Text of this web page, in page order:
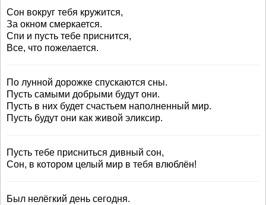
Сон вокруг тебя кружится,
За окном смеркается.
Спи и пусть тебе приснится,
Все, что пожелается.
По лунной дорожке спускаются сны.
Пусть самыми добрыми будут они.
Пусть в них будет счастьем наполненный мир.
Пусть будут они как живой эликсир.
Пусть тебе присниться дивный сон,
Сон, в котором целый мир в тебя влюблён!
Был нелёгкий день сегодня.